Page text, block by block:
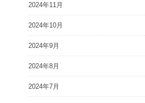
2024年11月
2024年10月
2024年9月
2024年8月
2024年7月